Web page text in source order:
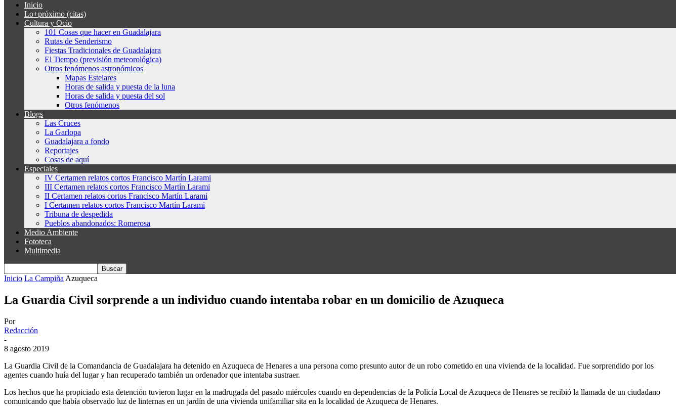
Inicio
Lo+próximo (citas)
Cultura y Ocio
101 Cosas que hacer en Guadalajara
Rutas de Senderismo
Fiestas Tradicionales de Guadalajara
El Tiempo (previsión meteorológica)
Otros fenómenos astronómicos
Mapas Estelares
Horas de salida y puesta de la luna
Horas de salida y puesta del sol
Otros fenómenos
Blogs
Las Cruces
La Garlopa
Guadalajara a fondo
Reportajes
Cosas de aquí
Especiales
IV Certamen relatos cortos Francisco Martín Larami
III Certamen relatos cortos Francisco Martín Larami
II Certamen relatos cortos Francisco Martín Larami
I Certamen relatos cortos Francisco Martín Larami
Tribuna de despedida
Pueblos abandonados: Romerosa
Medio Ambiente
Fototeca
Multimedia
Inicio La Campiña Azuqueca
La Guardia Civil sorprende a un individuo cuando intentaba robar en un domicilio de Azuqueca
Por
Redacción
-
8 agosto 2019
La Guardia Civil de la Comandancia de Guadalajara ha detenido en Azuqueca de Henares a una persona como presunto autor de un robo cometido en una vivienda de la localidad. Fue sorprendido por los
agentes cuando huía del lugar y han recuperado también un ordenador que intentaba sustraer.
Los hechos que ha propiciado esta detención tuvieron lugar en la madrugada del pasado miércoles cuando en dependencias de la Policía Local de Azuqueca de Henares se recibió la llamada de un ciudadano
comunicando que había observado luz de linternas en un jardín de una vivienda unifamiliar sita en la localidad de Azuqueca de Henares.